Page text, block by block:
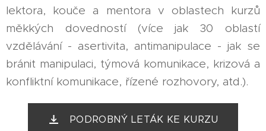
lektora, kouče a mentora v oblastech kurzů
měkkých dovedností (více jak 30 oblastí
vzdělávání - asertivita, antimanipulace - jak se
bránit manipulaci, týmová komunikace, krizová a
konfliktní komunikace, řízené rozhovory, atd.).
PODROBNÝ LETÁK KE KURZU